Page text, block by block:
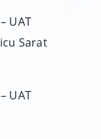
UAT
Sarat
UAT